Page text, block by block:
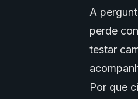
A
perde
testar
Por que